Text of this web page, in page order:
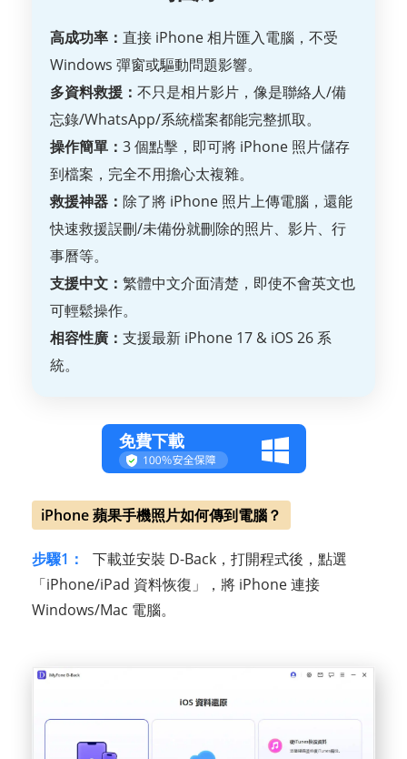
高成功率： 直接 iPhone 相片匯入電腦，不受
Windows 彈窗或驅動問題影響。
多資料救援： 不只是相片影片，像是聯絡人/備
忘錄/WhatsApp/系統檔案都能完整抓取。
操作簡單： 3 個點擊，即可將 iPhone 照片儲存
到檔案，完全不用擔心太複雜。
救援神器： 除了將 iPhone 照片上傳電腦，還能
快速救援誤刪/未備份就刪除的照片、影片、行
事曆等。
支援中文： 繁體中文介面清楚，即使不會英文也
可輕鬆操作。
相容性廣： 支援最新 iPhone 17 & iOS 26 系
統。
免費下載
iPhone 蘋果手機照片如何傳到電腦？
步驟1：
下載並安裝 D-Back，打開程式後，點選
「iPhone/iPad 資料恢復」，將 iPhone 連接
Windows/Mac 電腦。